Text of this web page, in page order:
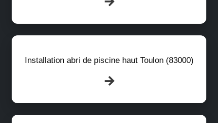
Installation abri de piscine haut Toulon (83000)